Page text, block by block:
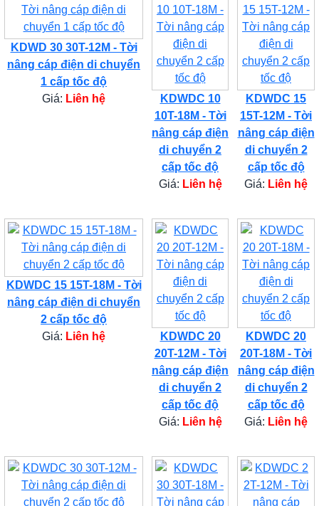
KDWD 30 30T-12M - Tời
nâng cáp điện di chuyển
1 cấp tốc độ
Giá: Liên hệ
KDWDC 10
10T-18M - Tời
nâng cáp điện
di chuyển 2
cấp tốc độ
Giá: Liên hệ
KDWDC 15
15T-12M - Tời
nâng cáp điện
di chuyển 2
cấp tốc độ
Giá: Liên hệ
KDWDC 15 15T-18M - Tời
nâng cáp điện di chuyển
2 cấp tốc độ
Giá: Liên hệ
KDWDC 20
20T-12M - Tời
nâng cáp điện
di chuyển 2
cấp tốc độ
Giá: Liên hệ
KDWDC 20
20T-18M - Tời
nâng cáp điện
di chuyển 2
cấp tốc độ
Giá: Liên hệ